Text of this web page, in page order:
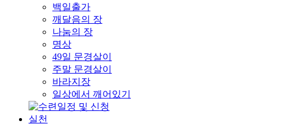
백일출가
깨달음의 장
나눔의 장
명상
49일 문경살이
주말 문경살이
바라지장
일상에서 깨어있기
실천